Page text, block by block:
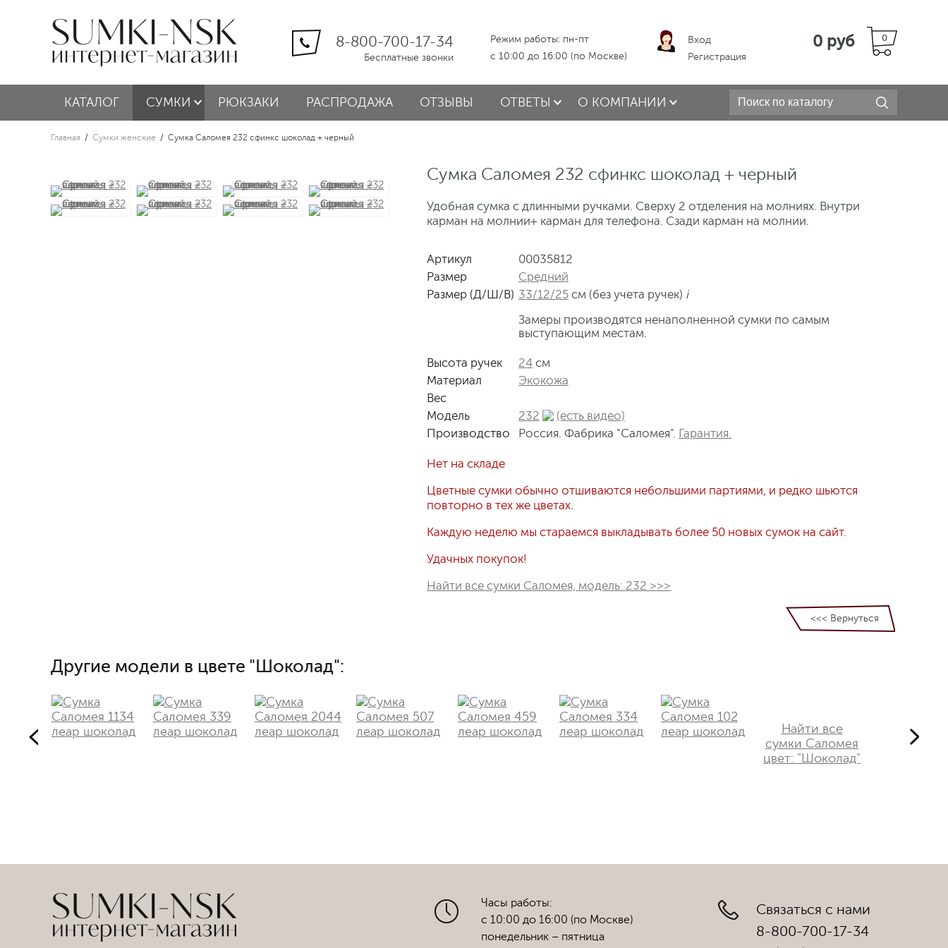
8-800-700-17-34
Бесплатные звонки
Режим работы: пн-пт
с 10:00 до 16:00 (по Москве)
Вход
Регистрация
0
0 руб
КАТАЛОГ СУМКИ РЮКЗАКИ РАСПРОДАЖА ОТЗЫВЫ ОТВЕТЫ О КОМПАНИИ
Главная / Сумки женские / Сумка Саломея 232 сфинкс шоколад + черный
Сумка Саломея 232 сфинкс шоколад + черный
Удобная сумка с длинными ручками. Сверху 2 отделения на молниях. Внутри
карман на молнии+ карман для телефона. Сзади карман на молнии.
Артикул
00035812
Размер
Средний
Размер (Д/Ш/В) 33/12/25 см (без учета ручек) i
Замеры производятся ненаполненной сумки по самым
выступающим местам.
Высота ручек 24 см
Материал
Экокожа
Вес
Модель
232
(есть видео)
Производство
Россия. Фабрика "Саломея". Гарантия.
Нет на складе
Цветные сумки обычно отшиваются небольшими партиями, и редко шьются
повторно в тех же цветах.
Каждую неделю мы стараемся выкладывать более 50 новых сумок на сайт.
Удачных покупок!
Найти все сумки Саломея, модель: 232 >>>
<<< Вернуться
Другие модели в цвете "Шоколад":
Найти все
сумки Саломея
цвет: "Шоколад"
Часы работы:
с 10:00 до 16:00 (по Москве)
понедельник – пятница
Связаться с нами
8-800-700-17-34